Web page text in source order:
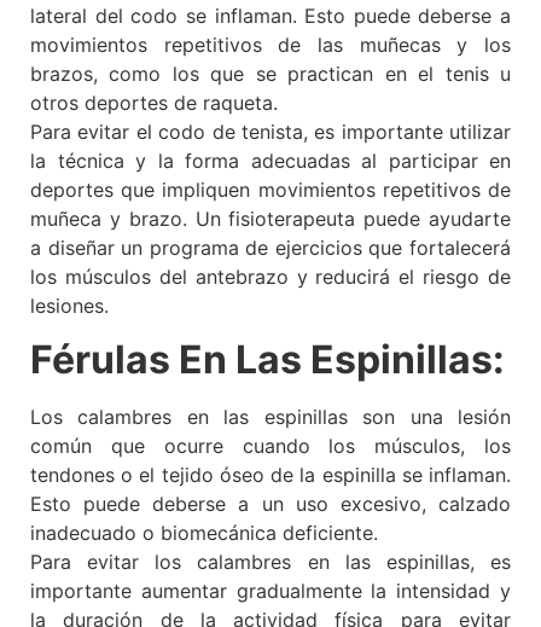
lateral del codo se inflaman. Esto puede deberse a
movimientos repetitivos de las muñecas y los
brazos, como los que se practican en el tenis u
otros deportes de raqueta.
Para evitar el codo de tenista, es importante utilizar
la técnica y la forma adecuadas al participar en
deportes que impliquen movimientos repetitivos de
muñeca y brazo. Un fisioterapeuta puede ayudarte
a diseñar un programa de ejercicios que fortalecerá
los músculos del antebrazo y reducirá el riesgo de
lesiones.
Férulas En Las Espinillas:
Los calambres en las espinillas son una lesión
común que ocurre cuando los músculos, los
tendones o el tejido óseo de la espinilla se inflaman.
Esto puede deberse a un uso excesivo, calzado
inadecuado o biomecánica deficiente.
Para evitar los calambres en las espinillas, es
importante aumentar gradualmente la intensidad y
la duración de la actividad física para evitar